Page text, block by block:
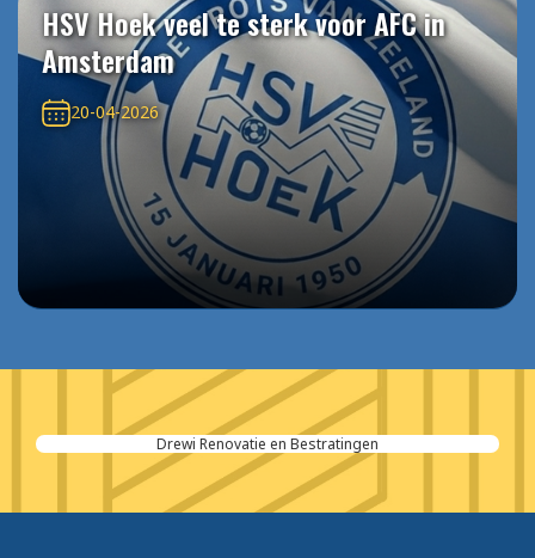
HSV Hoek veel te sterk voor AFC in
Amsterdam
20-04-2026
Drewi Renovatie en Bestratingen